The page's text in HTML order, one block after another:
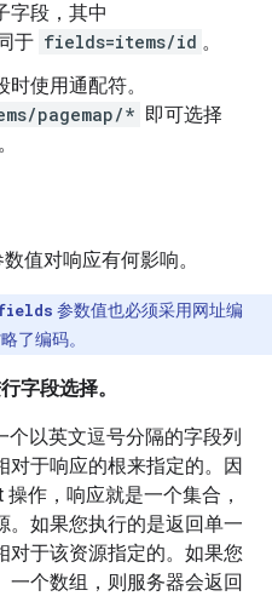
字段，其中
于 fields=items/id 。
使用通配符。
pagemap/* 即可选择
值对响应有何影响。
参数值也必须采用网址编
了编码。
字段选择。
个以英文逗号分隔的字段列
对于响应的根来指定的。因
操作，响应就是一个集合，
。如果您执行的是返回单一
对于该资源指定的。如果您
一个数组，则服务器会返回